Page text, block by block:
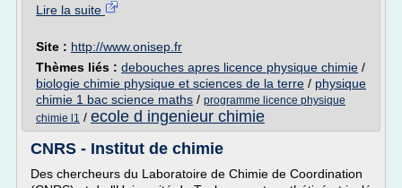
Lire la suite
Site : http://www.onisep.fr
Thèmes liés : debouches apres licence physique chimie /
biologie chimie physique et sciences de la terre / physique
chimie 1 bac science maths / programme licence physique
chimie l1 / ecole d ingenieur chimie
CNRS - Institut de chimie
Des chercheurs du Laboratoire de Chimie de Coordination